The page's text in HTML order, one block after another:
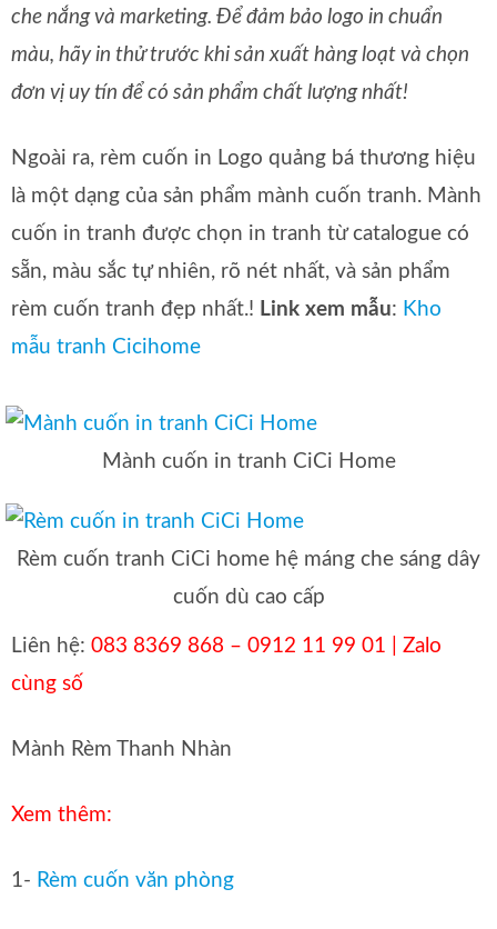
che nắng và marketing. Để đảm bảo logo in chuẩn
màu, hãy in thử trước khi sản xuất hàng loạt và chọn
đơn vị uy tín để có sản phẩm chất lượng nhất!
Ngoài ra, rèm cuốn in Logo quảng bá thương hiệu
là một dạng của sản phẩm mành cuốn tranh. Mành
cuốn in tranh được chọn in tranh từ catalogue có
sẵn, màu sắc tự nhiên, rõ nét nhất, và sản phẩm
rèm cuốn tranh đẹp nhất.! Link xem mẫu: Kho
mẫu tranh Cicihome
Mành cuốn in tranh CiCi Home
Rèm cuốn tranh CiCi home hệ máng che sáng dây
cuốn dù cao cấp
Liên hệ: 083 8369 868 – 0912 11 99 01 | Zalo
cùng số
Mành Rèm Thanh Nhàn
Xem thêm:
1- Rèm cuốn văn phòng